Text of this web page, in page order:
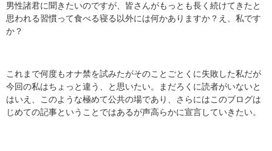
男性諸君に聞きたいのですが、皆さんがもっとも長く続けてきたと
思われる習慣って食べる寝る以外には何かありますか？え、私です
か？
これまで何度もオナ禁を試みたがそのことごとくに失敗した私だが
今回の私はちょっと違う、と思いたい。まだろくに読者がいないと
はいえ、このような極めて公共の場であり、さらにはこのブログは
じめての記事ということではあるが声高らかに宣言していきたい。